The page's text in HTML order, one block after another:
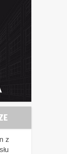
z